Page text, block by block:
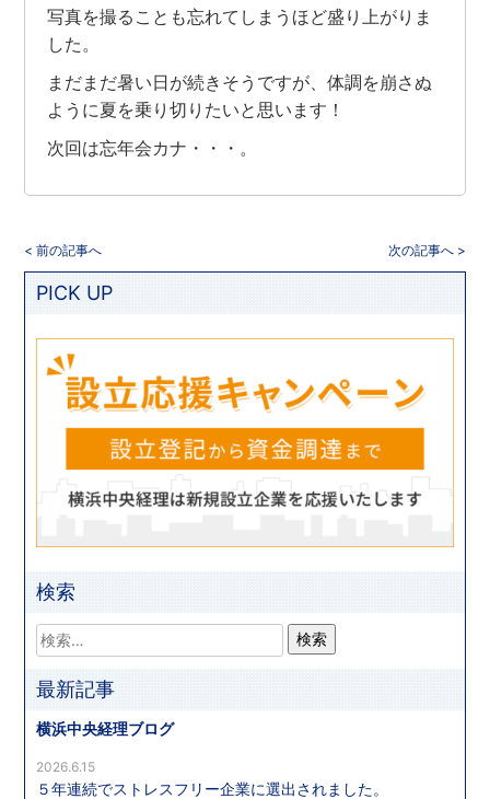
写真を撮ることも忘れてしまうほど盛り上がりま
した。
まだまだ暑い日が続きそうですが、体調を崩さぬ
ように夏を乗り切りたいと思います！
次回は忘年会カナ・・・。
< 前の記事へ 次の記事へ >
PICK UP
検索
最新記事
横浜中央経理ブログ
５年連続でストレスフリー企業に選出されました。
2026.6.15